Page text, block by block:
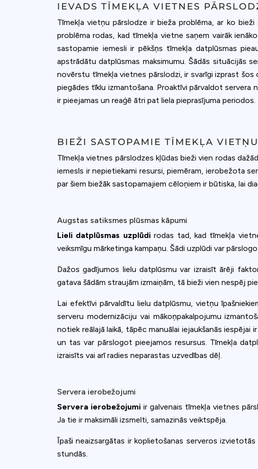
IEVADS TĪMEKĻA VIETNES
Tīmekļa vietņu pārslodze ir bieža problēma, ar ko
problēma rodas, kad tīmekļa vietne saņem vairāk
sastopamie iemesli ir pēkšņs tīmekļa datplūsmas
apstrādātu datplūsmas maksimumu. Šādās situācijās
novērstu tīmekļa vietnes pārslodzi, ir svarīgi izprast
piegādes tīklu izmantošana. Proaktīvi pārvaldot
ir pieejamas un reaģē ātri pat liela pieprasījuma periodos.
BIEŽI SASTOPAMIE TĪMEKĻA
Tīmekļa vietnes pārslodzes kļūdas bieži vien rodas
iemesls ir nepietiekami resursi, piemēram, ierobežota
par šiem biežāk sastopamajiem cēloņiem ir būtiska, lai
Augstas satiksmes plūsmas kāpumi
Lieli datplūsmas uzplūdirodas tad, kad tīmekļa
veiksmīgu mārketinga kampaņu. Šādi uzplūdi var
Dažos gadījumos lielu datplūsmu var izraisīt ārēji
gatava šādām straujām izmaiņām, tā bieži vien nespēj
Lai efektīvi pārvaldītu lielu datplūsmu, vietņu
serveru modernizāciju vai mākoņpakalpojumu
notiek reālajā laikā, tāpēc manuālai iejaukšanās
un tas var pārslogot pieejamos resursus. Tīmekļa
izraisīts vai arī radies neparastas uzvedības dēļ.
Servera ierobežojumi
Servera ierobežojumiir galvenais tīmekļa vietnes
Ja tie ir maksimāli izsmelti, samazinās veiktspēja.
Īpaši neaizsargātas ir koplietošanas serveros
stundās.
accept all cookie